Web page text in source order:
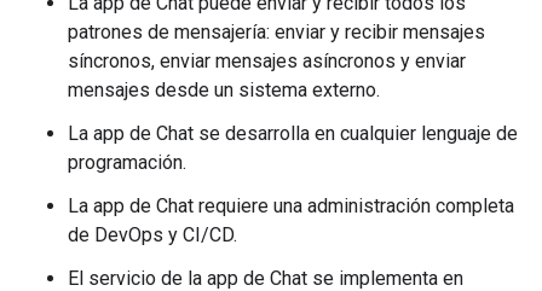
patrones de mensajería: enviar y recibir mensajes
síncronos, enviar mensajes asíncronos y enviar
mensajes desde un sistema externo.
La app de Chat se desarrolla en cualquier lenguaje de
programación.
La app de Chat requiere una administración completa
de DevOps y CI/CD.
El servicio de la app de Chat se implementa en